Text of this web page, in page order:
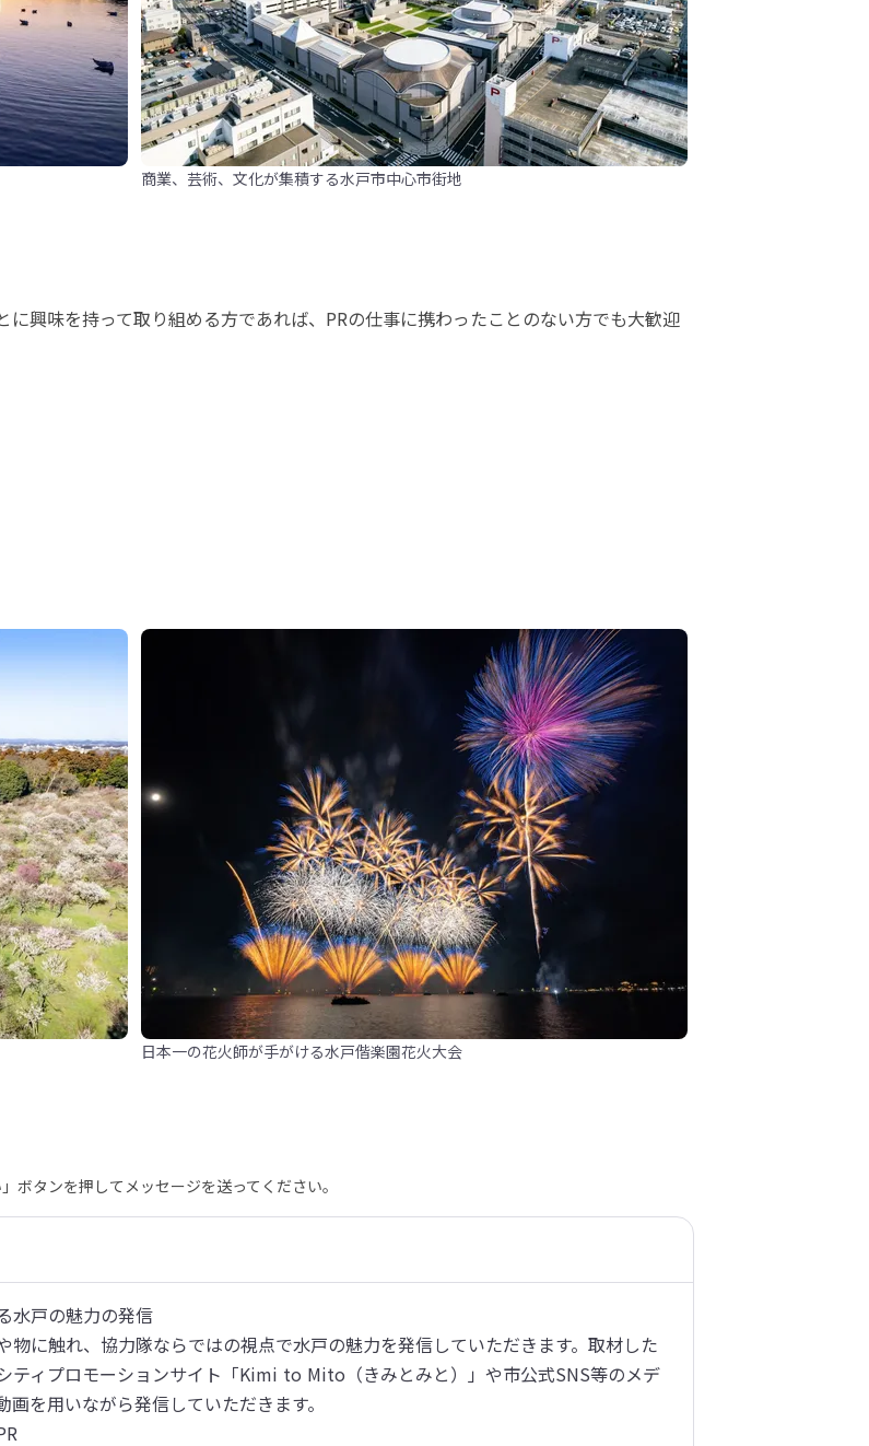
商業、芸術、文化が集積する水戸市中心市街地
興味を持って取り組める方であれば、PRの仕事に携わったことのない方でも大歓迎
日本一の花火師が手がける水戸偕楽園花火大会
タンを押してメッセージを送ってください。
水戸の魅力の発信
物に触れ、協力隊ならではの視点で水戸の魅力を発信していただきます。取材した
ティプロモーションサイト「Kimi to Mito（きみとみと）」や市公式SNS等のメデ
を用いながら発信していただきます。